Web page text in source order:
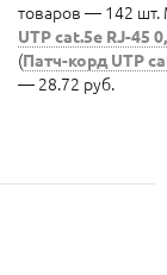
товаров — 142 шт.
UTP cat.5e RJ-45
(Патч-корд UTP
— 28.72 руб.